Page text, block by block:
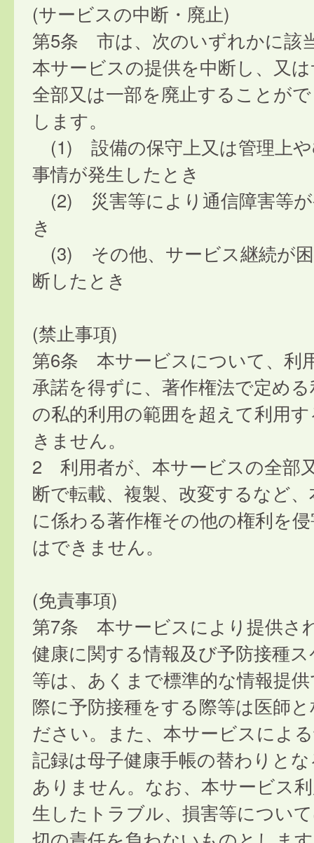
(サービスの中断・廃止)
第5条 市は、次のいずれかに該
本サービスの提供を中断し、又
全部又は一部を廃止することが
します。
(1) 設備の保守上又は管理上
事情が発生したとき
(2) 災害等により通信障害等
き
(3) その他、サービス継続が
断したとき
(禁止事項)
第6条 本サービスについて、利
承諾を得ずに、著作権法で定め
の私的利用の範囲を超えて利用
きません。
2 利用者が、本サービスの全部
断で転載、複製、改変するなど
に係わる著作権その他の権利を
はできません。
(免責事項)
第7条 本サービスにより提供さ
健康に関する情報及び予防接種
等は、あくまで標準的な情報提
際に予防接種をする際等は医師
ださい。また、本サービスによ
記録は母子健康手帳の替わりと
ありません。なお、本サービス
生したトラブル、損害等につい